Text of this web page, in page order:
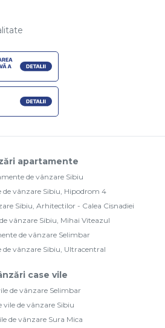
apartamente
de vânzare Sibiu
vânzare Sibiu, Hipodrom 4
Sibiu, Arhitectilor - Calea Cisnadiei
vânzare Sibiu, Mihai Viteazul
de vânzare Selimbar
vânzare Sibiu, Ultracentral
case vile
de vânzare Selimbar
vile de vânzare Sibiu
de vânzare Sura Mica